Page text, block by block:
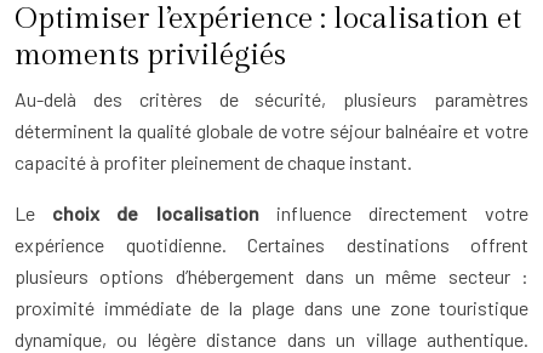
Optimiser l’expérience : localisation et
moments privilégiés
Au-delà des critères de sécurité, plusieurs paramètres
déterminent la qualité globale de votre séjour balnéaire et votre
capacité à profiter pleinement de chaque instant.
Le choix de localisationinfluence directement votre
expérience quotidienne. Certaines destinations offrent
plusieurs options d’hébergement dans un même secteur :
proximité immédiate de la plage dans une zone touristique
dynamique, ou légère distance dans un village authentique.